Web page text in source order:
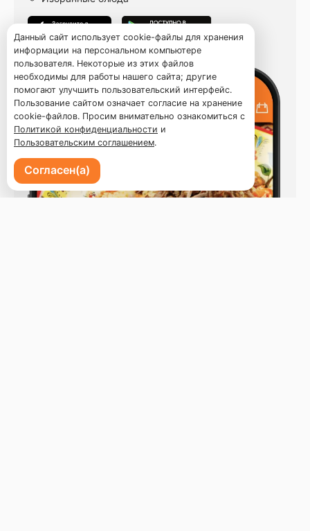
Данный сайт использует cookie-файлы для хранения
информации на персональном компьютере
пользователя. Некоторые из этих файлов
необходимы для работы нашего сайта; другие
помогают улучшить пользовательский интерфейс.
Пользование сайтом означает согласие на хранение
cookie-файлов. Просим внимательно ознакомиться с
Политикой конфиденциальности и
Пользовательским соглашением.
Согласен(а)